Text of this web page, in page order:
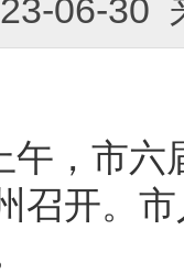
06-
，市六
召开。